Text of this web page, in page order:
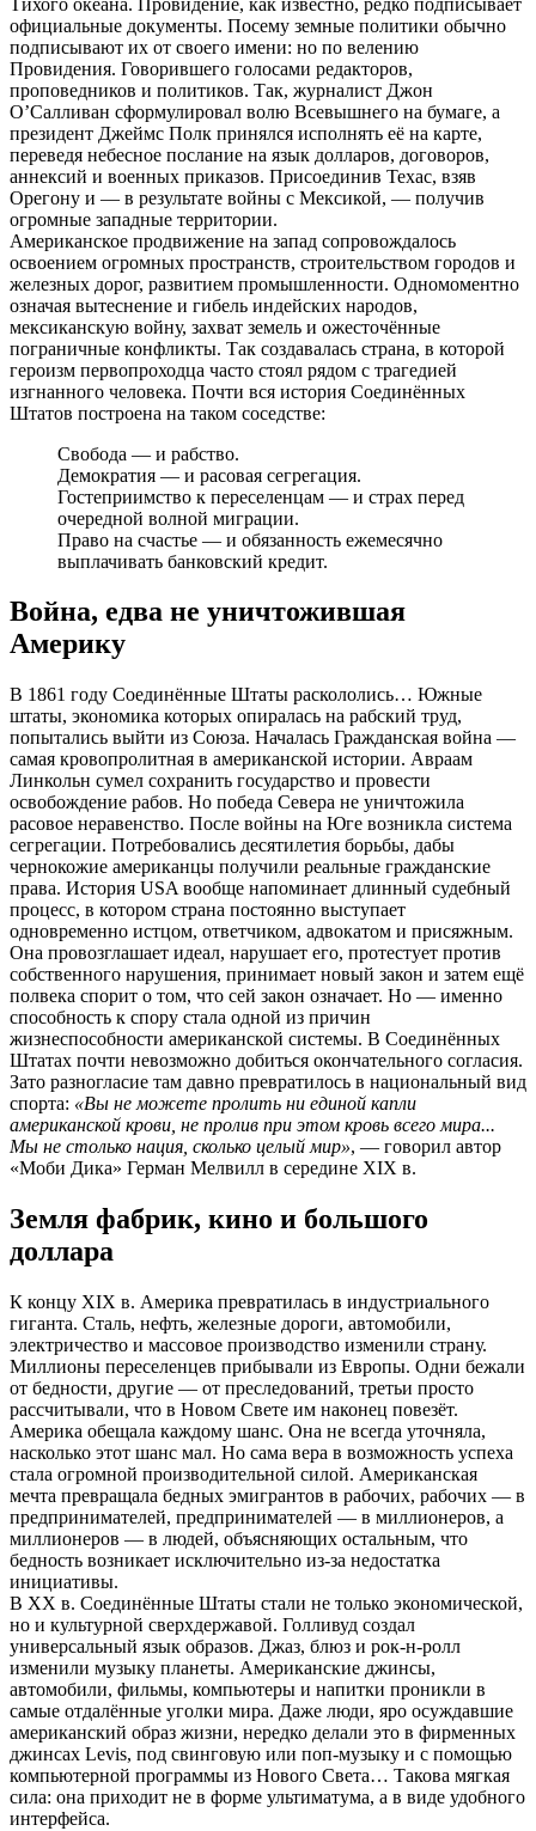
официальные документы. Посему земные политики обычно
подписывают их от своего имени: но по велению
Провидения. Говорившего голосами редакторов,
проповедников и политиков. Так, журналист Джон
О’Салливан сформулировал волю Всевышнего на бумаге, а
президент Джеймс Полк принялся исполнять её на карте,
переведя небесное послание на язык долларов, договоров,
аннексий и военных приказов. Присоединив Техас, взяв
Орегону и — в результате войны с Мексикой, — получив
огромные западные территории.
Американское продвижение на запад сопровождалось
освоением огромных пространств, строительством городов и
железных дорог, развитием промышленности. Одномоментно
означая вытеснение и гибель индейских народов,
мексиканскую войну, захват земель и ожесточённые
пограничные конфликты. Так создавалась страна, в которой
героизм первопроходца часто стоял рядом с трагедией
изгнанного человека. Почти вся история Соединённых
Штатов построена на таком соседстве:
Свобода — и рабство.
Демократия — и расовая сегрегация.
Гостеприимство к переселенцам — и страх перед
очередной волной миграции.
Право на счастье — и обязанность ежемесячно
выплачивать банковский кредит.
Война, едва не уничтожившая
Америку
В 1861 году Соединённые Штаты раскололись… Южные
штаты, экономика которых опиралась на рабский труд,
попытались выйти из Союза. Началась Гражданская война —
самая кровопролитная в американской истории. Авраам
Линкольн сумел сохранить государство и провести
освобождение рабов. Но победа Севера не уничтожила
расовое неравенство. После войны на Юге возникла система
сегрегации. Потребовались десятилетия борьбы, дабы
чернокожие американцы получили реальные гражданские
права. История USA вообще напоминает длинный судебный
процесс, в котором страна постоянно выступает
одновременно истцом, ответчиком, адвокатом и присяжным.
Она провозглашает идеал, нарушает его, протестует против
собственного нарушения, принимает новый закон и затем ещё
полвека спорит о том, что сей закон означает. Но — именно
способность к спору стала одной из причин
жизнеспособности американской системы. В Соединённых
Штатах почти невозможно добиться окончательного согласия.
Зато разногласие там давно превратилось в национальный вид
спорта: «Вы не можете пролить ни единой капли
американской крови, не пролив при этом кровь всего мира...
Мы не столько нация, сколько целый мир», — говорил автор
«Моби Дика» Герман Мелвилл в середине XIX в.
Земля фабрик, кино и большого
доллара
К концу XIX в. Америка превратилась в индустриального
гиганта. Сталь, нефть, железные дороги, автомобили,
электричество и массовое производство изменили страну.
Миллионы переселенцев прибывали из Европы. Одни бежали
от бедности, другие — от преследований, третьи просто
рассчитывали, что в Новом Свете им наконец повезёт.
Америка обещала каждому шанс. Она не всегда уточняла,
насколько этот шанс мал. Но сама вера в возможность успеха
стала огромной производительной силой. Американская
мечта превращала бедных эмигрантов в рабочих, рабочих — в
предпринимателей, предпринимателей — в миллионеров, а
миллионеров — в людей, объясняющих остальным, что
бедность возникает исключительно из-за недостатка
инициативы.
В XX в. Соединённые Штаты стали не только экономической,
но и культурной сверхдержавой. Голливуд создал
универсальный язык образов. Джаз, блюз и рок-н-ролл
изменили музыку планеты. Американские джинсы,
автомобили, фильмы, компьютеры и напитки проникли в
самые отдалённые уголки мира. Даже люди, яро осуждавшие
американский образ жизни, нередко делали это в фирменных
джинсах Levis, под свинговую или поп-музыку и с помощью
компьютерной программы из Нового Света… Такова мягкая
сила: она приходит не в форме ультиматума, а в виде удобного
интерфейса.